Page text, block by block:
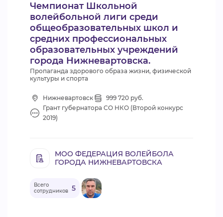
Чемпионат Школьной
волейбольной лиги среди
общеобразовательных школ и
средних профессиональных
образовательных учреждений
города Нижневартовска.
Пропаганда здорового образа жизни, физической
культуры и спорта
Нижневартовск
999 720 руб.
Грант губернатора СО НКО (Второй конкурс
2019)
МОО ФЕДЕРАЦИЯ ВОЛЕЙБОЛА
ГОРОДА НИЖНЕВАРТОВСКА
Всего
сотрудников 5